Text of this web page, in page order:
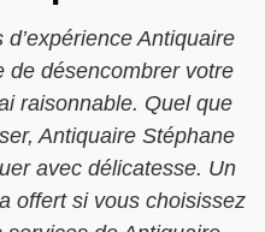
Antiquaire
de désencombrer votre
raisonnable. Quel que
Antiquaire Stéphane
avec délicatesse. Un
offert si vous choisissez